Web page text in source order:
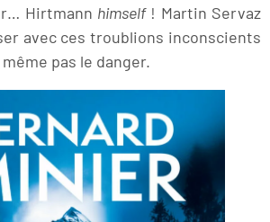
Hirtmann himself! Martin Servaz
avec ces troublions inconscients
pas le danger.